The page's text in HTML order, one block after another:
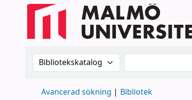
Sök i katalogen efter:Sök i katalogen
Avancerad sökning Bibliotek